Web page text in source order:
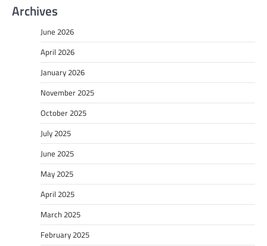
Archives
June 2026
April 2026
January 2026
November 2025
October 2025
July 2025
June 2025
May 2025
April 2025
March 2025
February 2025